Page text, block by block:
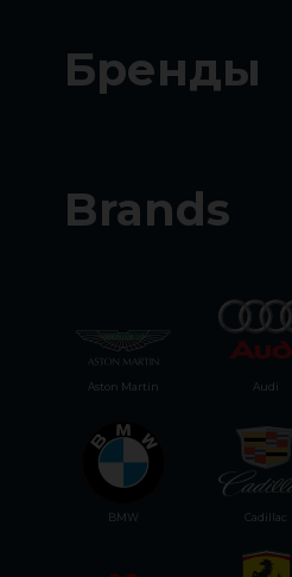
Бренды
Brands
Cadillac
Aston Martin Audi
BMW